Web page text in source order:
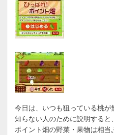
今日は、いつも狙っている桃が
知らない人のために説明すると、
ポイント畑の野菜・果物は相当